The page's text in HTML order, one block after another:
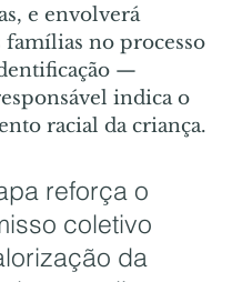
e envolverá
famílias no processo
—
indica o
racial da criança.
reforça o
coletivo
da